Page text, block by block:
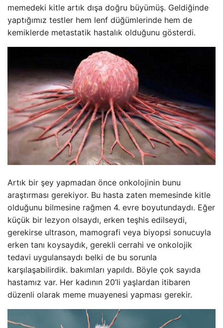
memedeki kitle artık dışa doğru büyümüş. Geldiğinde
yaptığımız testler hem lenf düğümlerinde hem de
kemiklerde metastatik hastalık olduğunu gösterdi.
Artık bir şey yapmadan önce onkolojinin bunu
araştırması gerekiyor. Bu hasta zaten memesinde kitle
olduğunu bilmesine rağmen 4. evre boyutundaydı. Eğer
küçük bir lezyon olsaydı, erken teşhis edilseydi,
gerekirse ultrason, mamografi veya biyopsi sonucuyla
erken tanı koysaydık, gerekli cerrahi ve onkolojik
tedavi uygulansaydı belki de bu sorunla
karşılaşabilirdik. bakımları yapıldı. Böyle çok sayıda
hastamız var. Her kadının 20’li yaşlardan itibaren
düzenli olarak meme muayenesi yapması gerekir.